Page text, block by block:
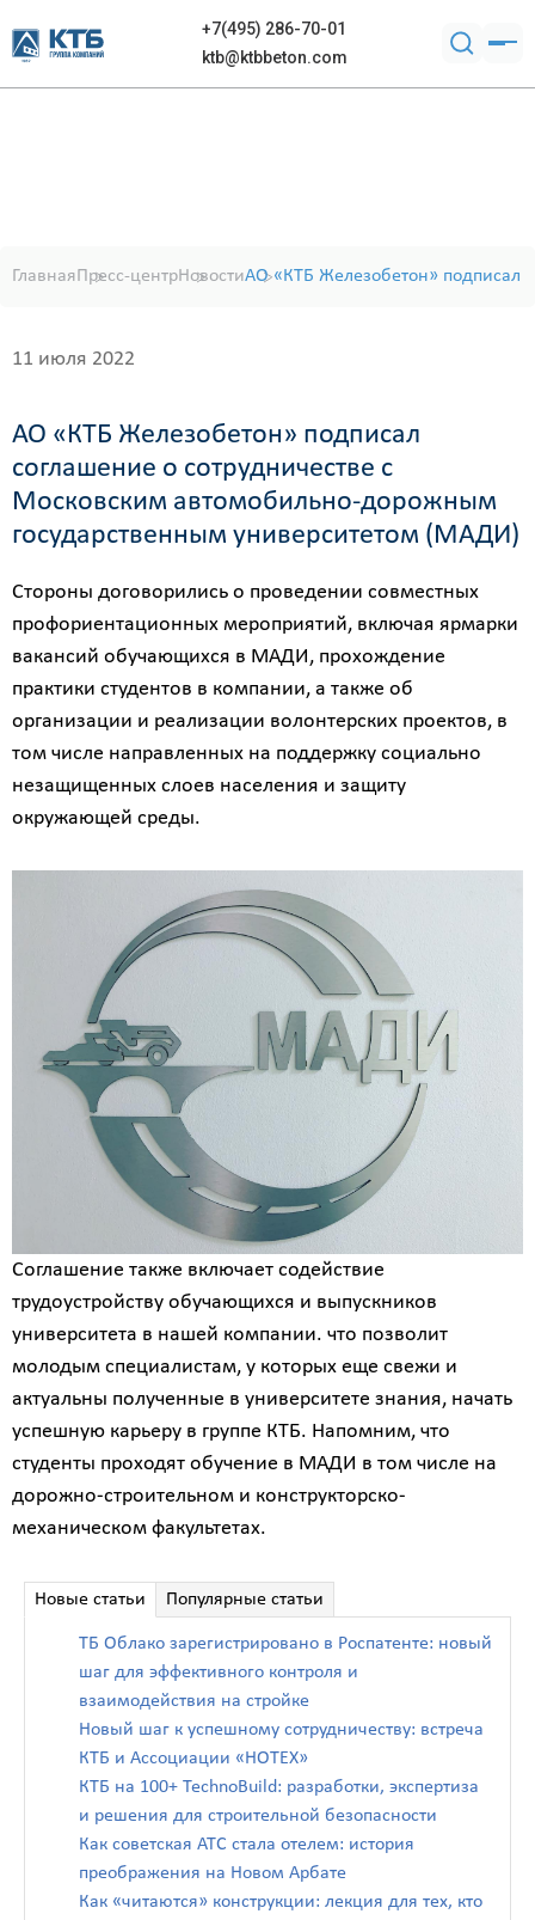
+7(495) 286-70-01
ktb@ktbbeton.com
ГлавнаяПресс-центрНовостиАО «КТБ Железобетон» подписал
11 июля 2022
АО «КТБ Железобетон» подписал
соглашение о сотрудничестве с
Московским автомобильно-дорожным
государственным университетом (МАДИ)
Стороны договорились о проведении совместных
профориентационных мероприятий, включая ярмарки
вакансий обучающихся в МАДИ, прохождение
практики студентов в компании, а также об
организации и реализации волонтерских проектов, в
том числе направленных на поддержку социально
незащищенных слоев населения и защиту
окружающей среды.
Соглашение также включает содействие
трудоустройству обучающихся и выпускников
университета в нашей компании. что позволит
молодым специалистам, у которых еще свежи и
актуальны полученные в университете знания, начать
успешную карьеру в группе КТБ. Напомним, что
студенты проходят обучение в МАДИ в том числе на
дорожно-строительном и конструкторско-
механическом факультетах.
Новые статьи Популярные статьи
ТБ Облако зарегистрировано в Роспатенте: новый
шаг для эффективного контроля и
взаимодействия на стройке
Новый шаг к успешному сотрудничеству: встреча
КТБ и Ассоциации «НОТЕХ»
КТБ на 100+ TechnoBuild: разработки, экспертиза
и решения для строительной безопасности
Как советская АТС стала отелем: история
преображения на Новом Арбате
Как «читаются» конструкции: лекция для тех, кто